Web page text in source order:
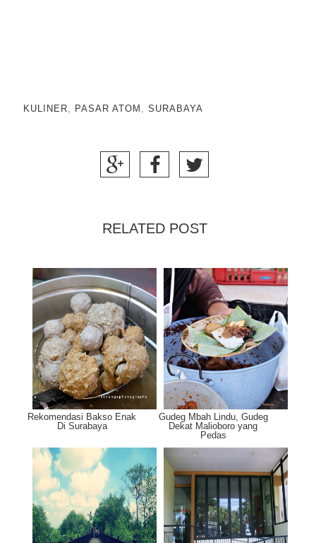
KULINER PASAR ATOM SURABAYA
RELATED POST
Rekomendasi Bakso Enak
Di Surabaya
Gudeg Mbah Lindu, Gudeg
Dekat Malioboro yang
Pedas